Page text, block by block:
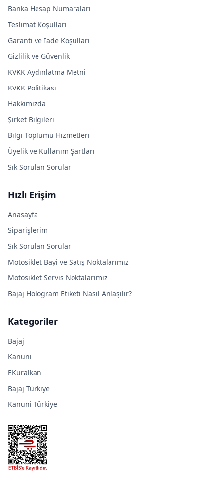
Banka Hesap Numaraları
Teslimat Koşulları
Garanti ve İade Koşulları
Gizlilik ve Güvenlik
KVKK Aydınlatma Metni
KVKK Politikası
Hakkımızda
Şirket Bilgileri
Bilgi Toplumu Hizmetleri
Üyelik ve Kullanım Şartları
Sık Sorulan Sorular
Hızlı Erişim
Anasayfa
Siparişlerim
Sık Sorulan Sorular
Motosiklet Bayi ve Satış Noktalarımız
Motosiklet Servis Noktalarımız
Bajaj Hologram Etiketi Nasıl Anlaşılır?
Kategoriler
Bajaj
Kanuni
EKuralkan
Bajaj Türkiye
Kanuni Türkiye